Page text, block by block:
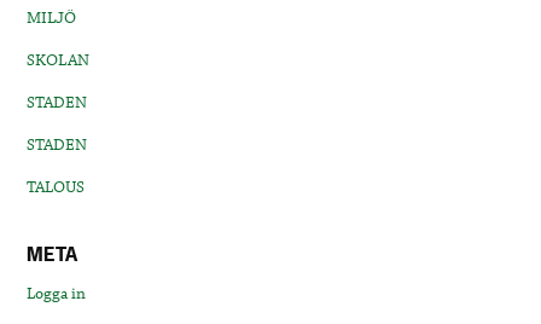
MILJÖ
SKOLAN
STADEN
STADEN
TALOUS
META
Logga in